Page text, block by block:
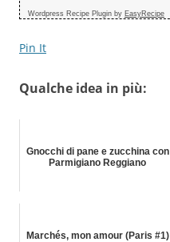
Wordpress Recipe Plugin by EasyRecipe
Pin It
Qualche idea in più:
Gnocchi di pane e zucchina con
Parmigiano Reggiano
Marchés, mon amour (Paris #1)